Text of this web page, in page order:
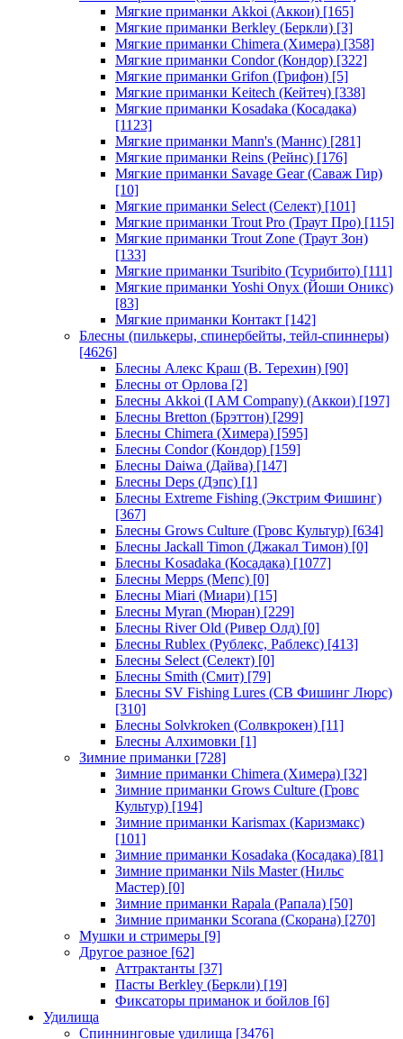
Мягкие приманки Akkoi (Аккои) [165]
Мягкие приманки Berkley (Беркли) [3]
Мягкие приманки Chimera (Химера) [358]
Мягкие приманки Condor (Кондор) [322]
Мягкие приманки Grifon (Грифон) [5]
Мягкие приманки Keitech (Кейтеч) [338]
Мягкие приманки Kosadaka (Косадака)
[1123]
Мягкие приманки Mann's (Маннс) [281]
Мягкие приманки Reins (Рейнс) [176]
Мягкие приманки Savage Gear (Саваж Гир)
[10]
Мягкие приманки Select (Селект) [101]
Мягкие приманки Trout Pro (Траут Про) [115]
Мягкие приманки Trout Zone (Траут Зон)
[133]
Мягкие приманки Tsuribito (Тсурибито) [111]
Мягкие приманки Yoshi Onyx (Йоши Оникс)
[83]
Мягкие приманки Контакт [142]
Блесны (пилькеры, спинербейты, тейл-спиннеры)
[4626]
Блесны Алекс Краш (В. Терехин) [90]
Блесны от Орлова [2]
Блесны Akkoi (I AM Company) (Аккои) [197]
Блесны Bretton (Брэттон) [299]
Блесны Chimera (Химера) [595]
Блесны Condor (Кондор) [159]
Блесны Daiwa (Дайва) [147]
Блесны Deps (Дэпс) [1]
Блесны Extreme Fishing (Экстрим Фишинг)
[367]
Блесны Grows Culture (Гровс Культур) [634]
Блесны Jackall Timon (Джакал Тимон) [0]
Блесны Kosadaka (Косадака) [1077]
Блесны Mepps (Мепс) [0]
Блесны Miari (Миари) [15]
Блесны Myran (Мюран) [229]
Блесны River Old (Ривер Олд) [0]
Блесны Rublex (Рублекс, Раблекс) [413]
Блесны Select (Селект) [0]
Блесны Smith (Смит) [79]
Блесны SV Fishing Lures (СВ Фишинг Люрс)
[310]
Блесны Solvkroken (Солвкрокен) [11]
Блесны Алхимовки [1]
Зимние приманки [728]
Зимние приманки Chimera (Химера) [32]
Зимние приманки Grows Culture (Гровс
Культур) [194]
Зимние приманки Karismax (Каризмакс)
[101]
Зимние приманки Kosadaka (Косадака) [81]
Зимние приманки Nils Master (Нильс
Мастер) [0]
Зимние приманки Rapala (Рапала) [50]
Зимние приманки Scorana (Скорана) [270]
Мушки и стримеры [9]
Другое разное [62]
Аттрактанты [37]
Пасты Berkley (Беркли) [19]
Фиксаторы приманок и бойлов [6]
Удилища
Спиннинговые удилища [3476]